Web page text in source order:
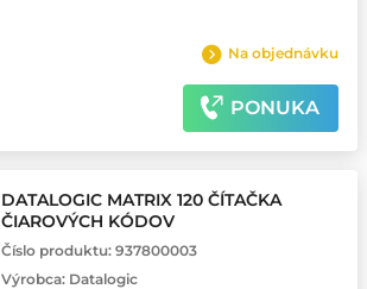
Na objednávku
PONUKA
DATALOGIC MATRIX 120 ČÍTAČKA
ČIAROVÝCH KÓDOV
Číslo produktu: 937800003
Výrobca: Datalogic